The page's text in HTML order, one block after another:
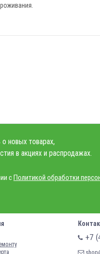
новых товарах,
в акциях и распродажах.
с Политикой обработки
+7